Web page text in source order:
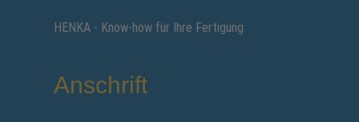
HENKA - Know-how für Ihre Fertigung
Anschrift